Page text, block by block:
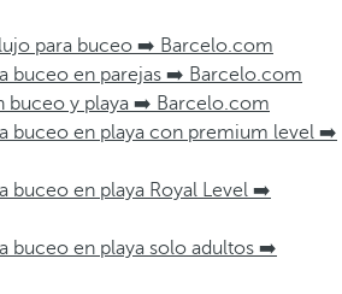
para buceo ➡️ Barcelo.com
buceo en parejas ➡️ Barcelo.com
buceo y playa ➡️ Barcelo.com
buceo en playa con premium level ➡️
buceo en playa Royal Level ➡️
buceo en playa solo adultos ➡️